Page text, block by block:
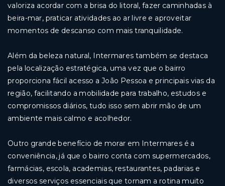
valoriza acordar com a brisa do litoral, fazer caminhadas à
beira-mar, praticar atividades ao ar livre e aproveitar
momentos de descanso com mais tranquilidade.
Além da beleza natural, Intermares também se destaca
pela localização estratégica, uma vez que o bairro
proporciona fácil acesso a João Pessoa e principais vias da
região, facilitando a mobilidade para trabalho, estudos e
compromissos diários, tudo isso sem abrir mão de um
ambiente mais calmo e acolhedor.
Outro grande benefício de morar em Intermares é a
conveniência, já que o bairro conta com supermercados,
farmácias, escola, academias, restaurantes, padarias e
diversos serviços essenciais que tornam a rotina muito